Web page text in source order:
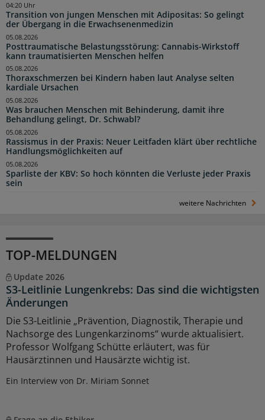
Transition von jungen Menschen mit Adipositas: So gelingt
der Übergang in die Erwachsenenmedizin
04:20 Uhr
Posttraumatische Belastungsstörung: Cannabis-Wirkstoff
kann traumatisierten Menschen helfen
05.08.2026
Thoraxschmerzen bei Kindern haben laut Analyse selten
kardiale Ursachen
05.08.2026
Was brauchen Menschen mit Behinderung, damit ihre
Behandlung gelingt, Dr. Schwabl?
05.08.2026
Rassismus in der Praxis: Neuer Leitfaden klärt über rechtliche
Handlungsmöglichkeiten auf
05.08.2026
Sparliste der KBV: So hoch könnten die Verluste jeder Praxis
sein
05.08.2026
weitere Nachrichten
TOP-MELDUNGEN
Update 2026
S3-Leitlinie Lungenkrebs: Das sind die wichtigsten
Änderungen
Die S3-Leitlinie „Prävention, Diagnostik, Therapie und
Nachsorge des Lungenkarzinoms“ wurde aktualisiert.
Professor Wolfgang Schütte erläutert, was für
Hausärztinnen und Hausärzte wichtig ist.
Ein Interview von Dr. Miriam Sonnet